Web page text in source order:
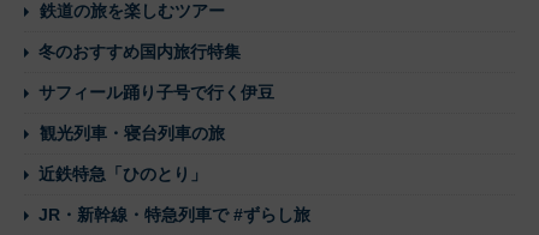
鉄道の旅を楽しむツアー
冬のおすすめ国内旅行特集
サフィール踊り子号で行く伊豆
観光列車・寝台列車の旅
近鉄特急「ひのとり」
JR・新幹線・特急列車で #ずらし旅